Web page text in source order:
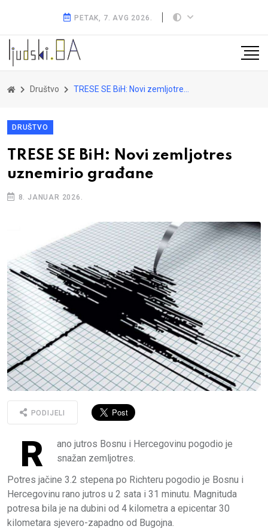
PETAK, 7. AVG 2026.
Društvo TRESE SE BiH: Novi zemljotres uznemirio građane
DRUŠTVO
TRESE SE BiH: Novi zemljotres
uznemirio građane
8. JANUAR 2026.
PODIJELI
R
ano jutros Bosnu i Hercegovinu pogodio je
snažan zemljotres.
Potres jačine 3.2 stepena po Richteru pogodio je Bosnu i
Hercegovinu rano jutros u 2 sata i 31 minutu. Magnituda
potresa bila je na dubini od 4 kilometra a epicentar 30
kilometara sjevero-zapadno od Bugojna.